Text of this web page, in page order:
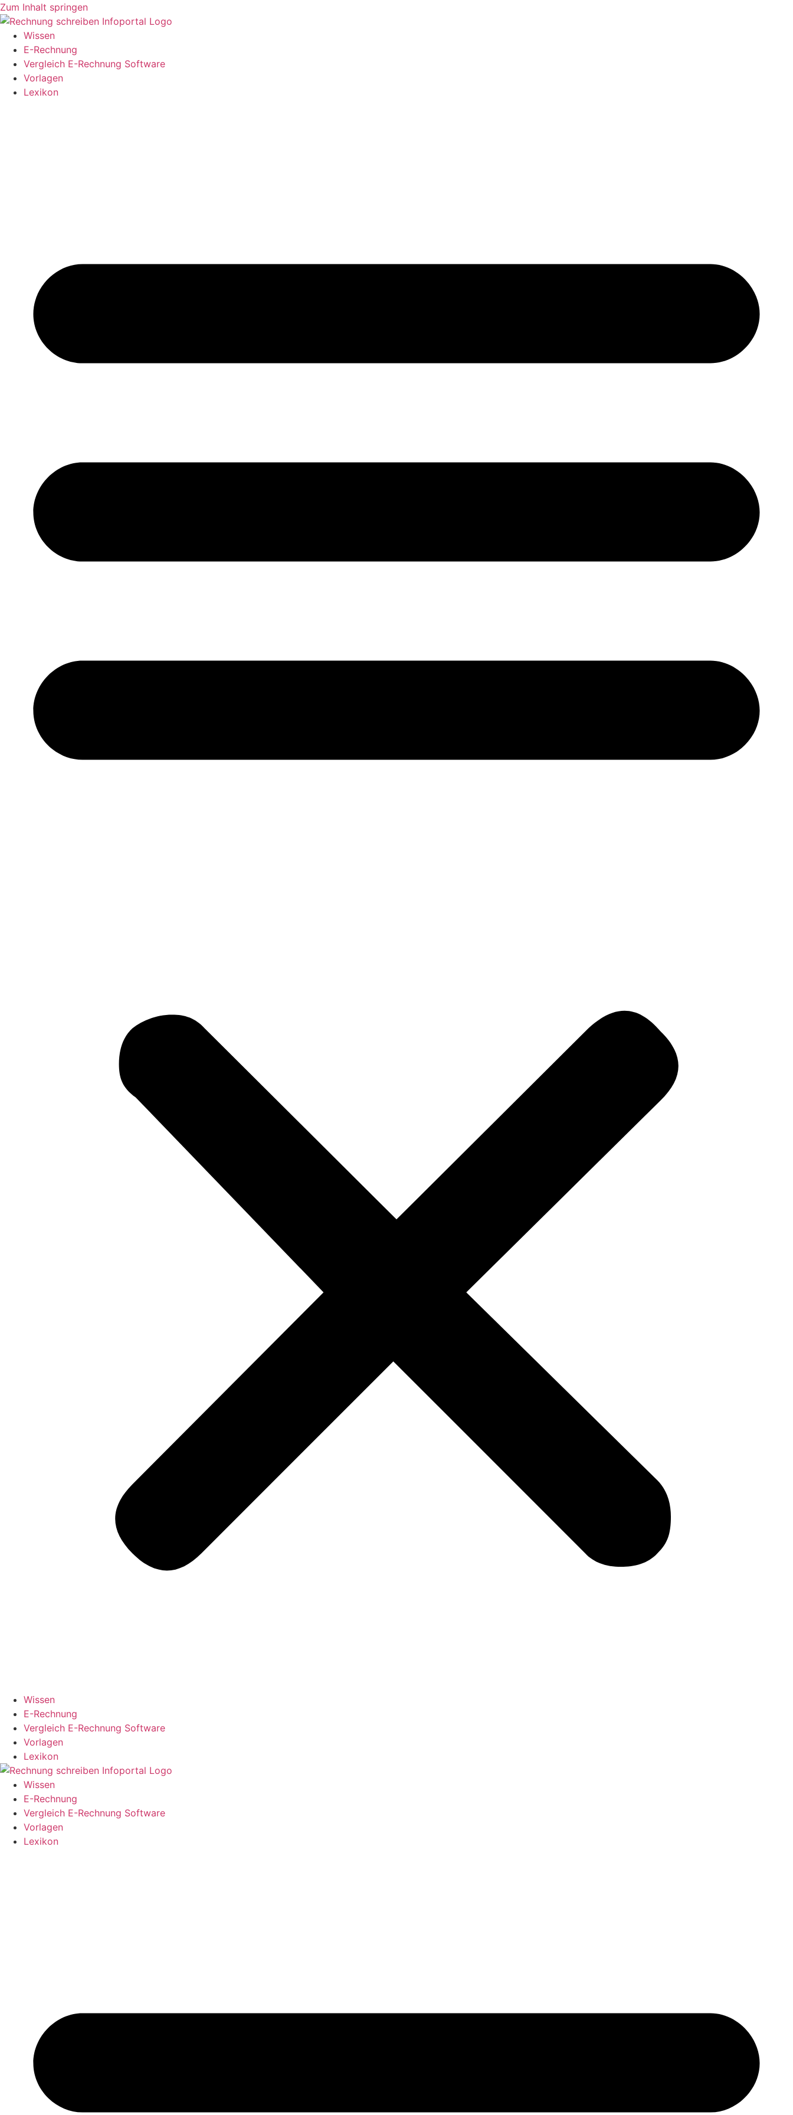
Zum Inhalt springen
Wissen
E-Rechnung
Vergleich E-Rechnung Software
Vorlagen
Lexikon
Wissen
E-Rechnung
Vergleich E-Rechnung Software
Vorlagen
Lexikon
Wissen
E-Rechnung
Vergleich E-Rechnung Software
Vorlagen
Lexikon